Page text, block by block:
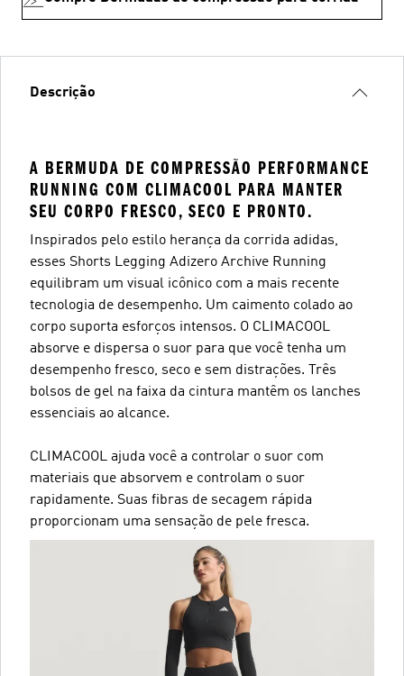
Descrição
A BERMUDA DE COMPRESSÃO PERFORMANCE
RUNNING COM CLIMACOOL PARA MANTER
SEU CORPO FRESCO, SECO E PRONTO.
Inspirados pelo estilo herança da corrida adidas,
esses Shorts Legging Adizero Archive Running
equilibram um visual icônico com a mais recente
tecnologia de desempenho. Um caimento colado ao
corpo suporta esforços intensos. O CLIMACOOL
absorve e dispersa o suor para que você tenha um
desempenho fresco, seco e sem distrações. Três
bolsos de gel na faixa da cintura mantêm os lanches
essenciais ao alcance.
CLIMACOOL ajuda você a controlar o suor com
materiais que absorvem e controlam o suor
rapidamente. Suas fibras de secagem rápida
proporcionam uma sensação de pele fresca.